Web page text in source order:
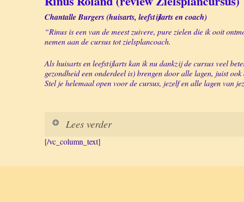
Chantalle Burgers (huisarts, leefstijlarts en coach)
“Rinus is een van de meest zuivere, pure zielen die ik ooit
nemen aan de cursus tot zielsplancoach.
Als huisarts en leefstijlarts kan ik nu dankzij de cursus veel
gezondheid een onderdeel is) brengen door alle lagen, juist
Stel je helemaal open voor de cursus, jezelf en alle lagen van
Lees verder
“De zielsplan cursus heeft me in mijn hart geraakt. Ik ben
[/vc_column_text]